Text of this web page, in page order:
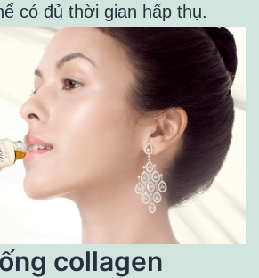
có đủ thời gian hấp thụ.
collagen